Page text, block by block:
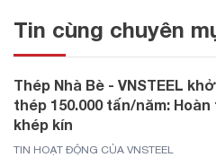
Tin cùng chuyên
Thép Nhà Bè - VNSTEEL
thép 150.000 tấn/năm:
khép kín
TIN HOẠT ĐỘNG CỦA VNSTEEL